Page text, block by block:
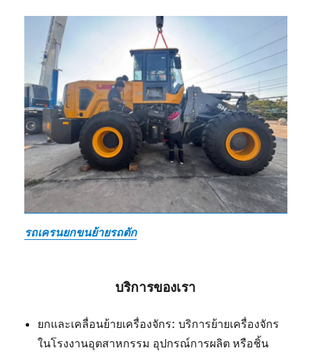
รถเครนยกขนย้ายรถตัก
บริการของเรา
ยกและเคลื่อนย้ายเครื่องจักร: บริการย้ายเครื่องจักร
ในโรงงานอุตสาหกรรม อุปกรณ์การผลิต หรือชิ้น